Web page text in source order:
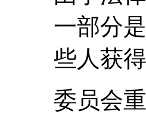
一部分
些人获
委员会